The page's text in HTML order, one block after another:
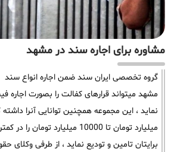
مشاوره برای اجاره سند در مشهد
گروه تخصصی ایران سند ضمن اجاره انواع سند
مشهد میتواند قرارهای کفالت را بصورت
میلیارد تومان تا 10000 میلیارد
برایتان تامین و تودیع نماید ، از طرفی وکلای